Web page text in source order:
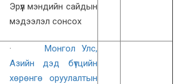
Эрүүл мэндийн сайдын
мэдээлэл сонсох
·Монгол Улс,
Азийн дэд бүтцийн
хөрөнгө оруулалтын